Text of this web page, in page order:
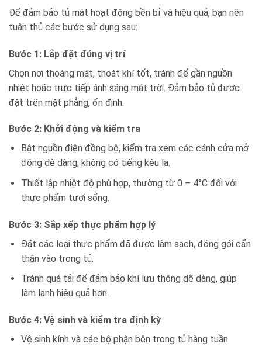
Để đảm bảo tủ mát hoạt động bền bỉ và hiệu quả, bạn nên
tuân thủ các bước sử dụng sau:
Bước 1: Lắp đặt đúng vị trí
Chọn nơi thoáng mát, thoát khí tốt, tránh để gần nguồn
nhiệt hoặc trực tiếp ánh sáng mặt trời. Đảm bảo tủ được
đặt trên mặt phẳng, ổn định.
Bước 2: Khởi động và kiểm tra
Bật nguồn điện đồng bộ, kiểm tra xem các cánh cửa mở
đóng dễ dàng, không có tiếng kêu lạ.
Thiết lập nhiệt độ phù hợp, thường từ 0 – 4°C đối với
thực phẩm tươi sống.
Bước 3: Sắp xếp thực phẩm hợp lý
Đặt các loại thực phẩm đã được làm sạch, đóng gói cẩn
thận vào trong tủ.
Tránh quá tải để đảm bảo khí lưu thông dễ dàng, giúp
làm lạnh hiệu quả hơn.
Bước 4: Vệ sinh và kiểm tra định kỳ
Vệ sinh kính và các bộ phận bên trong tủ hàng tuần.